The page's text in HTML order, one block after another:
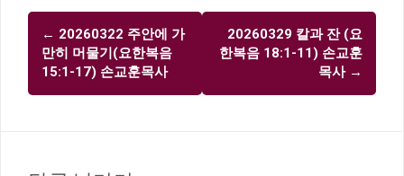
글
내
비
게
← 20260322 주안에 가
만히 머물기(요한복음
15:1-17) 손교훈목사
20260329 칼과 잔 (요
한복음 18:1-11) 손교훈
목사 →